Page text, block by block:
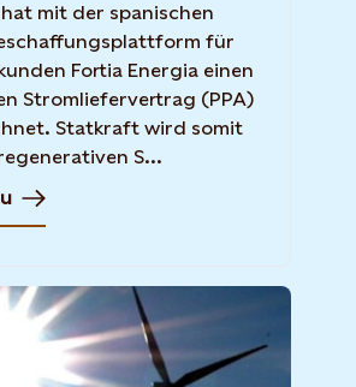
mit der spanischen
für
Fortia Energia einen
Stromliefervertrag (PPA)
Statkraft wird somit
S...